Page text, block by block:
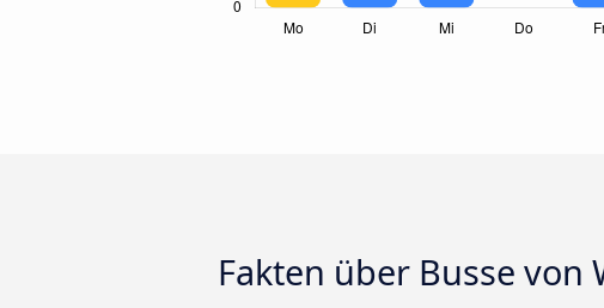
Fakten über Busse von